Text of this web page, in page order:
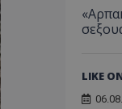
LIKE